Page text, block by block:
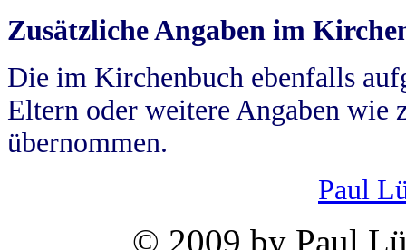
Zusätzliche Angaben im
Die im Kirchenbuch ebenfalls
Eltern oder weitere Angaben wie
übernommen.
Paul
© 2009 by Paul